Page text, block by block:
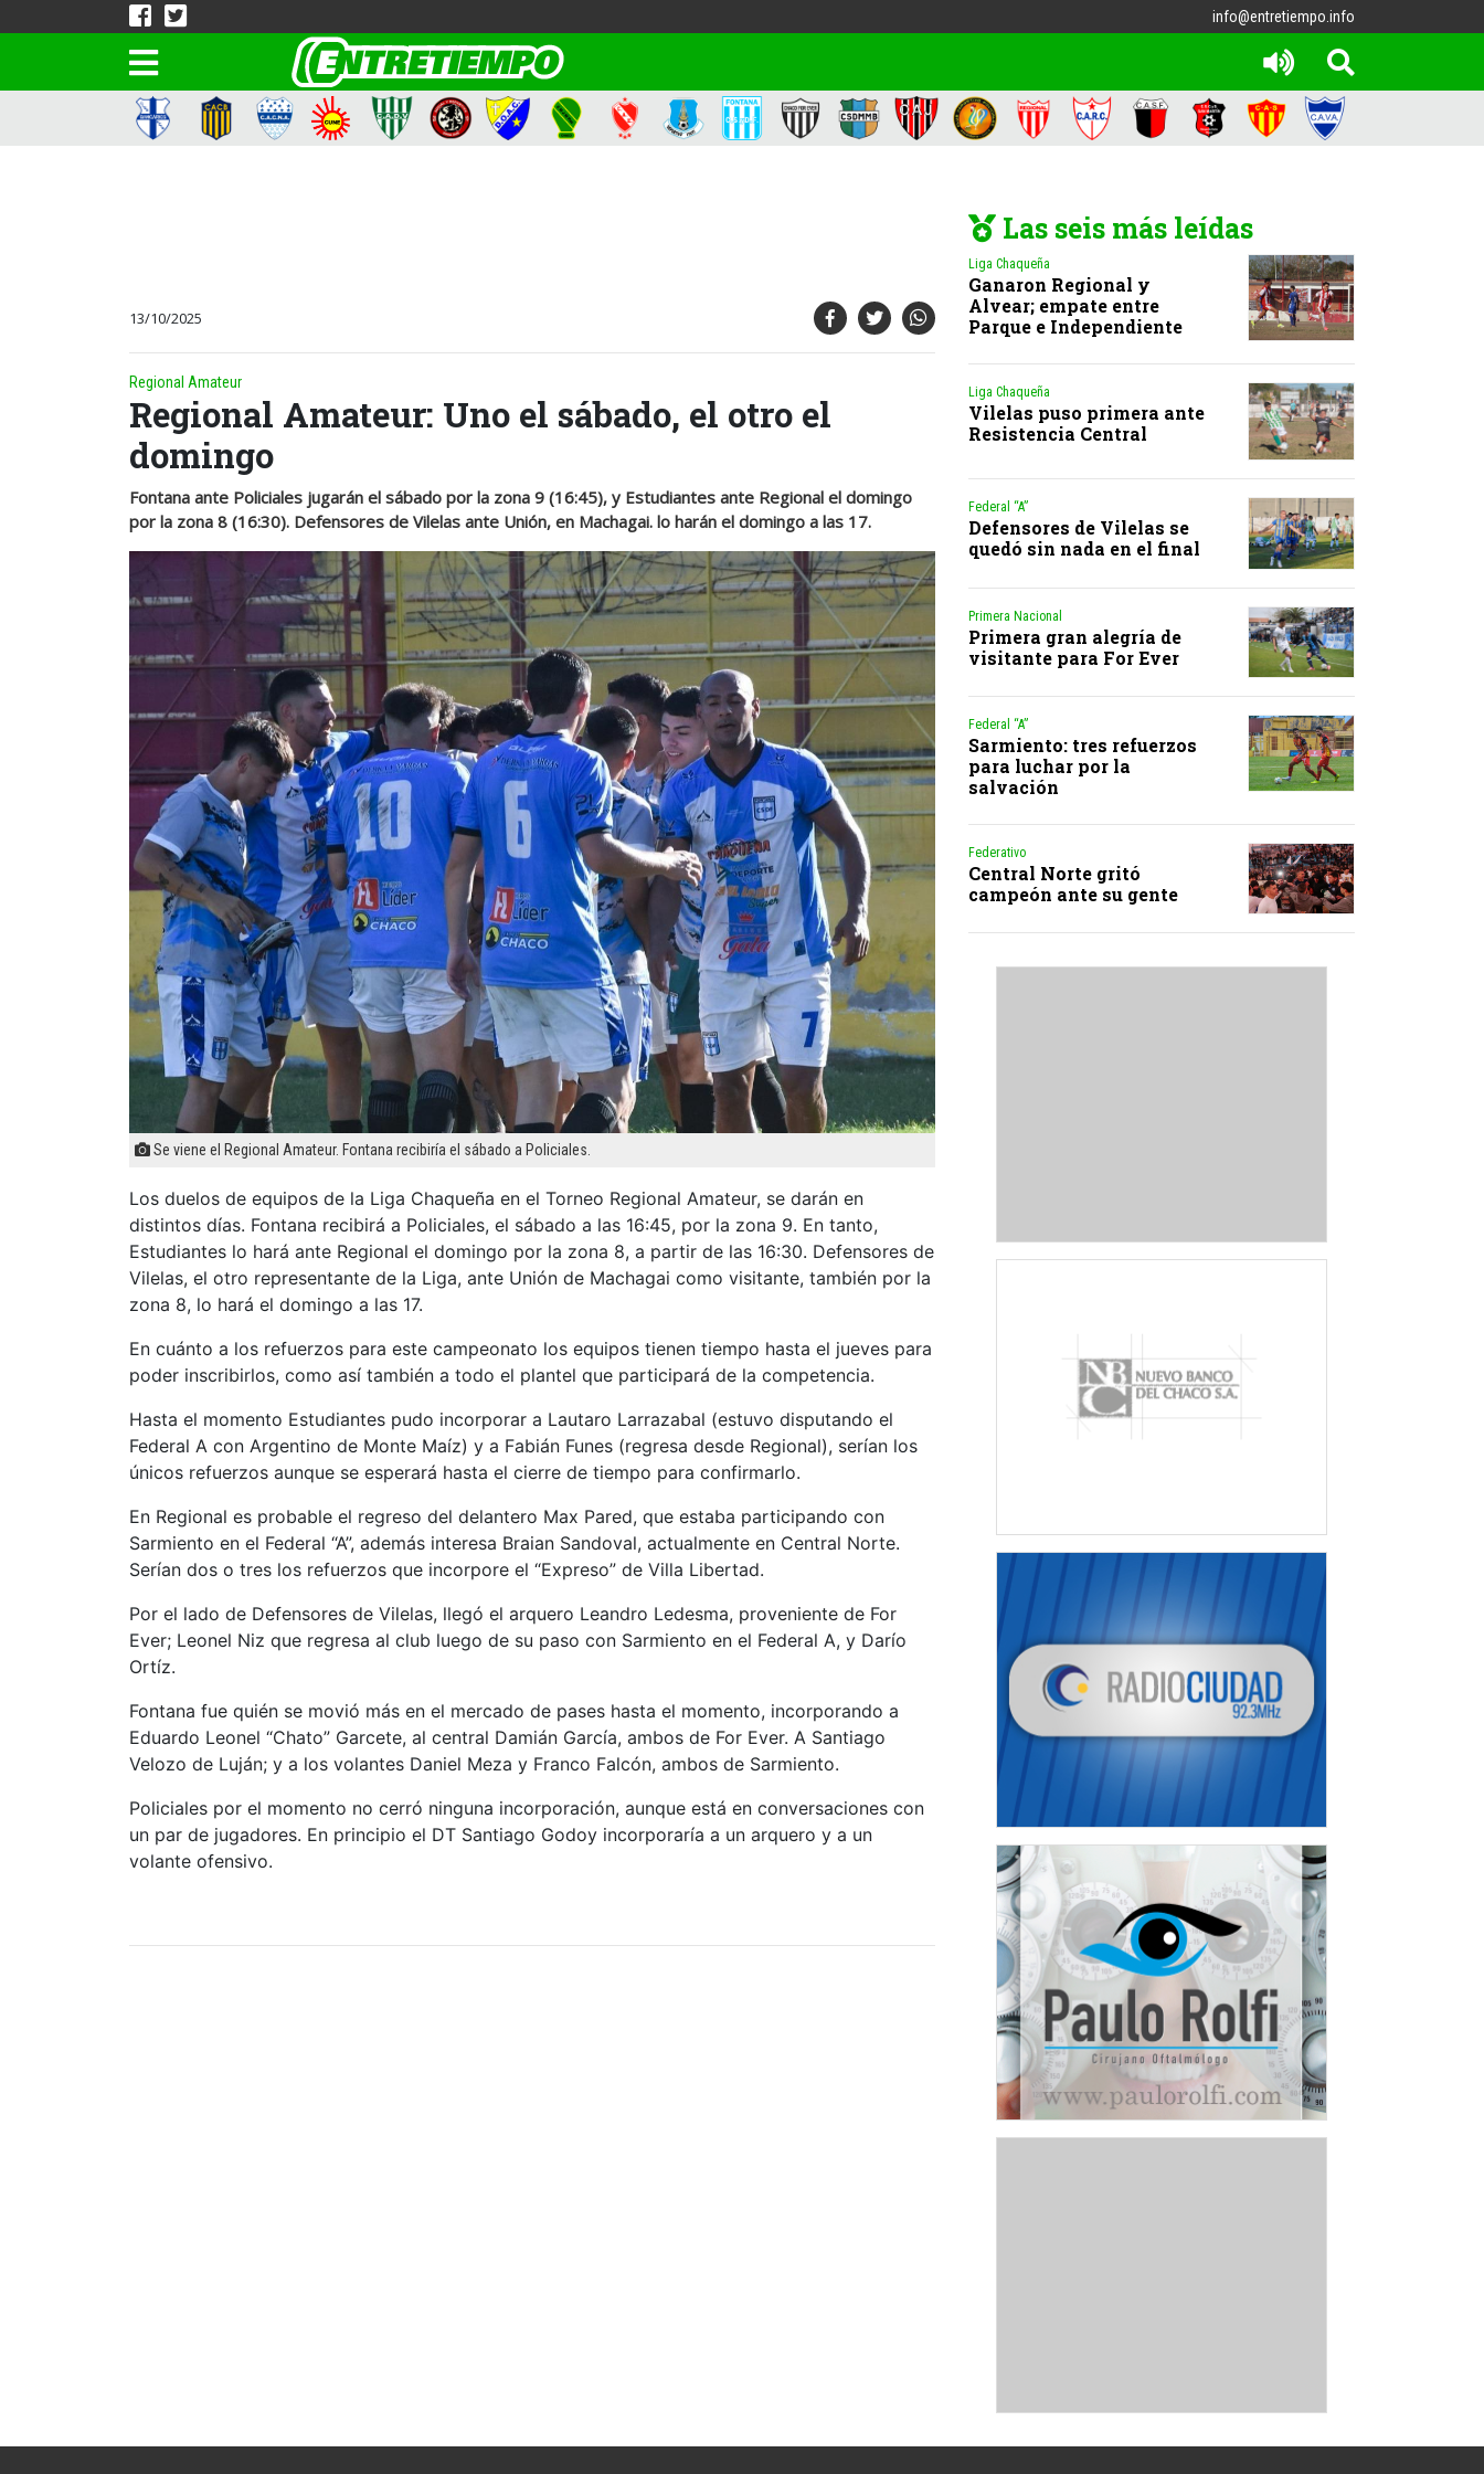
info@entretiempo.info
13/10/2025
Regional Amateur
Regional Amateur: Uno el sábado, el otro el
domingo
Fontana ante Policiales jugarán el sábado por la zona 9 (16:45), y Estudiantes ante Regional el domingo
por la zona 8 (16:30). Defensores de Vilelas ante Unión, en Machagai. lo harán el domingo a las 17.
Se viene el Regional Amateur. Fontana recibiría el sábado a Policiales.
Los duelos de equipos de la Liga Chaqueña en el Torneo Regional Amateur, se darán en
distintos días. Fontana recibirá a Policiales, el sábado a las 16:45, por la zona 9. En tanto,
Estudiantes lo hará ante Regional el domingo por la zona 8, a partir de las 16:30. Defensores de
Vilelas, el otro representante de la Liga, ante Unión de Machagai como visitante, también por la
zona 8, lo hará el domingo a las 17.
En cuánto a los refuerzos para este campeonato los equipos tienen tiempo hasta el jueves para
poder inscribirlos, como así también a todo el plantel que participará de la competencia.
Hasta el momento Estudiantes pudo incorporar a Lautaro Larrazabal (estuvo disputando el
Federal A con Argentino de Monte Maíz) y a Fabián Funes (regresa desde Regional), serían los
únicos refuerzos aunque se esperará hasta el cierre de tiempo para confirmarlo.
En Regional es probable el regreso del delantero Max Pared, que estaba participando con
Sarmiento en el Federal “A”, además interesa Braian Sandoval, actualmente en Central Norte.
Serían dos o tres los refuerzos que incorpore el “Expreso” de Villa Libertad.
Por el lado de Defensores de Vilelas, llegó el arquero Leandro Ledesma, proveniente de For
Ever; Leonel Niz que regresa al club luego de su paso con Sarmiento en el Federal A, y Darío
Ortíz.
Fontana fue quién se movió más en el mercado de pases hasta el momento, incorporando a
Eduardo Leonel “Chato” Garcete, al central Damián García, ambos de For Ever. A Santiago
Velozo de Luján; y a los volantes Daniel Meza y Franco Falcón, ambos de Sarmiento.
Policiales por el momento no cerró ninguna incorporación, aunque está en conversaciones con
un par de jugadores. En principio el DT Santiago Godoy incorporaría a un arquero y a un
volante ofensivo.
Las seis más leídas
Liga Chaqueña
Ganaron Regional y
Alvear; empate entre
Parque e Independiente
Liga Chaqueña
Vilelas puso primera ante
Resistencia Central
Federal “A”
Defensores de Vilelas se
quedó sin nada en el final
Primera Nacional
Primera gran alegría de
visitante para For Ever
Federal “A”
Sarmiento: tres refuerzos
para luchar por la
salvación
Federativo
Central Norte gritó
campeón ante su gente